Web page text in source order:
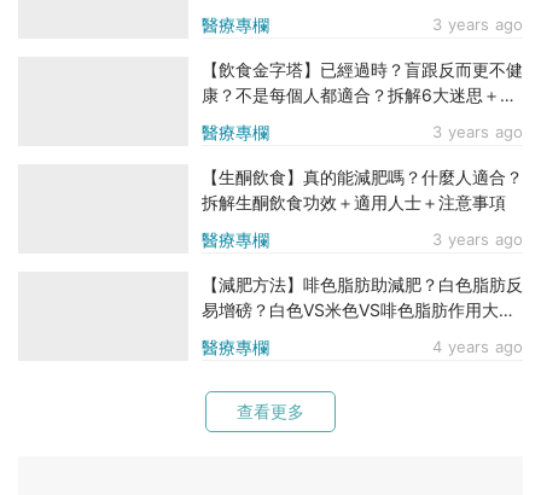
醫療專欄 3 years ago
醫療專欄 3 years ago
【飲食金字塔】已經過時？盲跟反而更不健
康？不是每個人都適合？拆解6大迷思＋飲
食建議
醫療專欄 3 years ago
【生酮飲食】真的能減肥嗎？什麼人適合？
拆解生酮飲食功效＋適用人士＋注意事項
醫療專欄 4 years ago
【減肥方法】啡色脂肪助減肥？白色脂肪反
易增磅？白色VS米色VS啡色脂肪作用大比
拼！
查看更多